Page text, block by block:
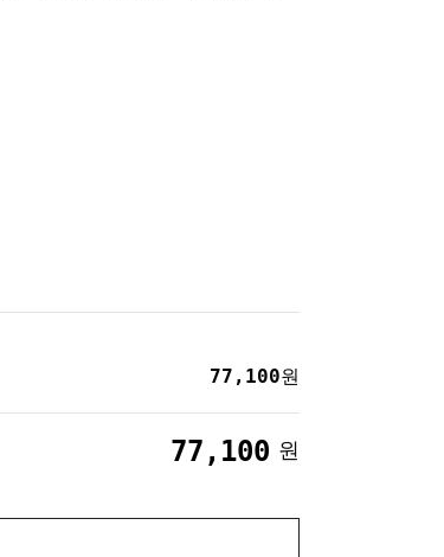
77,100원
77,100 원